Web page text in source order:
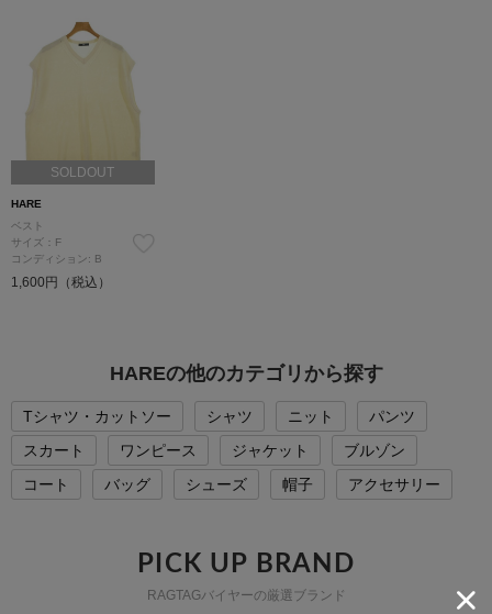
SOLDOUT
HARE
ベスト
サイズ：F
コンディション: B
1,600円（税込）
HAREの他のカテゴリから探す
Tシャツ・カットソー シャツ ニット
パンツ
スカート
ワンピース ジャケット
ブルゾン
コート
バッグ シューズ 帽子 アクセサリー
PICK UP BRAND
RAGTAGバイヤーの厳選ブランド